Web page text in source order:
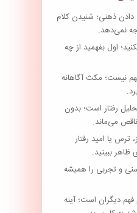
ذهنی؛ شنیدن کلام
نمی‌دهد.
اول بفهمید از چه
نیست؛ مکث آگاهانه
رفتار است؛ بدون
می‌ماند.
ترس یا امید رفتار
ظاهر ببینید.
و تجربی را همیشه
دیگران است؛ آینه